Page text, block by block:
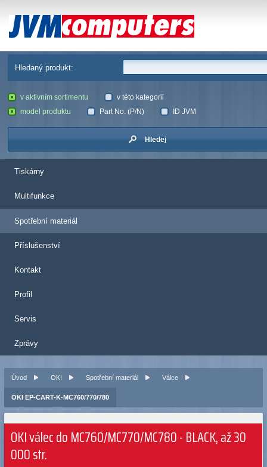
JVM Computers
Hledaný produkt:
v aktivním sortimentu
v této kategorii
model produktu
Part No. (P/N) ID JVM
Hledej
Tiskárny
Multifunkce
Spotřební materiál
Příslušenství
Kontakt
Profil
Servis
Zprávy
Úvod OKI Spotřební materiál Válce
OKI EP-CART-K-MC760/770/780
OKI válec do MC760/MC770/MC780 - BLACK, až 30
000 str.